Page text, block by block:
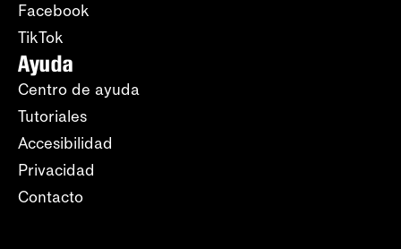
Facebook
TikTok
Ayuda
Centro de ayuda
Tutoriales
Accesibilidad
Privacidad
Contacto